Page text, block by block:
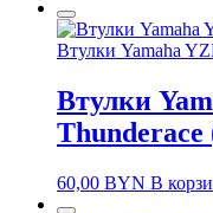
Втулки Yamaha
Втулки
Thunderace
60,00 BYN В